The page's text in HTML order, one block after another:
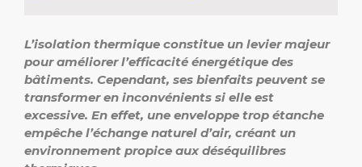
L’isolation thermique constitue un levier majeur
pour améliorer l’efficacité énergétique des
bâtiments. Cependant, ses bienfaits peuvent se
transformer en inconvénients si elle est
excessive. En effet, une enveloppe trop étanche
empêche l’échange naturel d’air, créant un
environnement propice aux déséquilibres